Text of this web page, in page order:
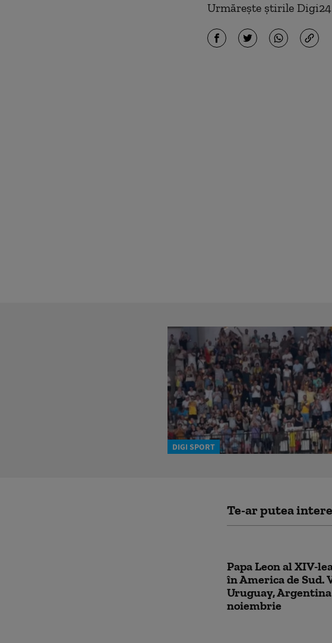
Urmărește știrile
DIGI SPORT
Te-ar putea
Papa Leon al XIV-
în America de Sud.
Uruguay,
noiembrie